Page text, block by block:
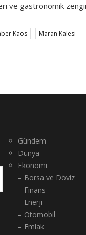
ve gastronomik
Kaos Maran Kalesi
Gündem
Dünya
Ekonomi
– Borsa ve Döviz
– Finans
– Enerji
– Otomobil
– Emlak